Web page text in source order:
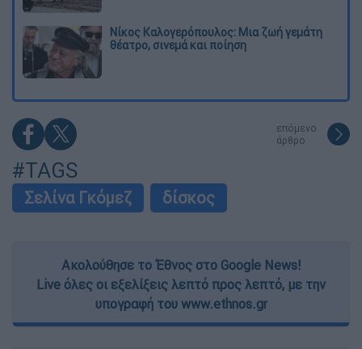
Νίκος Καλογερόπουλος: Μια ζωή γεμάτη
θέατρο, σινεμά και ποίηση
επόμενο
άρθρο
#TAGS
Σελίνα Γκόμεζ δίσκος
Ακολούθησε το Έθνος στο Google News!
Live όλες οι εξελίξεις λεπτό προς λεπτό, με την
υπογραφή του www.ethnos.gr